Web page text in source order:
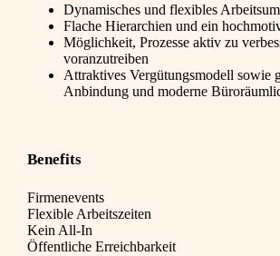
Dynamisches und flexibles
Flache Hierarchien und ein
Möglichkeit, Prozesse aktiv zu
voranzutreiben
Attraktives Vergütungsmodell sowie
Anbindung und moderne
Benefits
Firmenevents
Flexible Arbeitszeiten
Kein All-In
Öffentliche Erreichbarkeit